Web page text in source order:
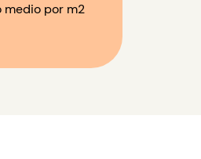
medio por m2